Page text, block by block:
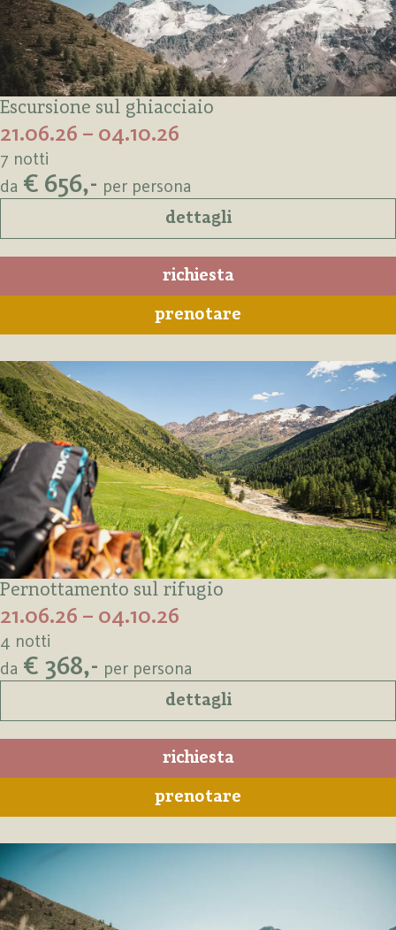
Escursione sul ghiacciaio
21.06.26 – 04.10.26
7 notti
da € 656,- per persona
dettagli
richiesta
prenotare
Pernottamento sul rifugio
21.06.26 – 04.10.26
4 notti
da € 368,- per persona
dettagli
richiesta
prenotare